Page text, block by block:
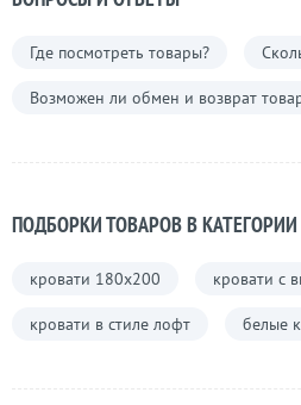
Где посмотреть товары?
Возможен ли обмен и возврат
ПОДБОРКИ ТОВАРОВ В
кровати 180х200 кровати с
кровати в стиле лофт белые